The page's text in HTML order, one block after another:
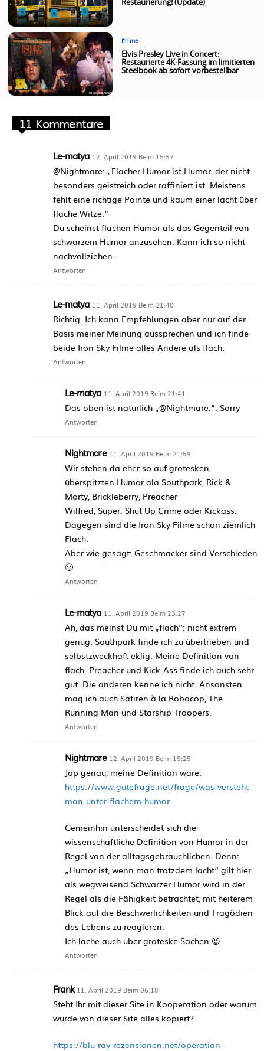
Restaurierung! (Update)
Filme
Elvis Presley Live in Concert:
Restaurierte 4K-Fassung im limitierten
Steelbook ab sofort vorbestellbar
11 Kommentare
Le-matya 12. April 2019 Beim 15:57
@Nightmare: „Flacher Humor ist Humor, der nicht
besonders geistreich oder raffiniert ist. Meistens
fehlt eine richtige Pointe und kaum einer lacht über
flache Witze.“
Du scheinst flachen Humor als das Gegenteil von
schwarzem Humor anzusehen. Kann ich so nicht
nachvollziehen.
Antworten
Le-matya 11. April 2019 Beim 21:40
Richtig. Ich kann Empfehlungen aber nur auf der
Basis meiner Meinung aussprechen und ich finde
beide Iron Sky Filme alles Andere als flach.
Antworten
Le-matya 11. April 2019 Beim 21:41
Das oben ist natürlich „@Nightmare:“. Sorry
Antworten
Nightmare 11. April 2019 Beim 21:59
Wir stehen da eher so auf grotesken,
überspitzten Humor ala Southpark, Rick &
Morty, Brickleberry, Preacher
Wilfred, Super: Shut Up Crime oder Kickass.
Dagegen sind die Iron Sky Filme schon ziemlich
Flach.
Aber wie gesagt: Geschmäcker sind Verschieden
🙂
Antworten
Le-matya 11. April 2019 Beim 23:27
Ah, das meinst Du mit „flach“: nicht extrem
genug. Southpark finde ich zu übertrieben und
selbstzweckhaft eklig. Meine Definition von
flach. Preacher und Kick-Ass finde ich auch sehr
gut. Die anderen kenne ich nicht. Ansonsten
mag ich auch Satiren à la Robocop, The
Running Man und Starship Troopers.
Antworten
Nightmare 12. April 2019 Beim 15:25
Jop genau, meine Definition wäre:
https://www.gutefrage.net/frage/was-versteht-
man-unter-flachem-humor
Gemeinhin unterscheidet sich die
wissenschaftliche Definition von Humor in der
Regel von der alltagsgebräuchlichen. Denn:
„Humor ist, wenn man trotzdem lacht“ gilt hier
als wegweisend.Schwarzer Humor wird in der
Regel als die Fähigkeit betrachtet, mit heiterem
Blick auf die Beschwerlichkeiten und Tragödien
des Lebens zu reagieren.
Ich lache auch über groteske Sachen 😉
Antworten
Frank 11. April 2019 Beim 06:18
Steht Ihr mit dieser Site in Kooperation oder warum
wurde von dieser Site alles kopiert?
https://blu-ray-rezensionen.net/operation-